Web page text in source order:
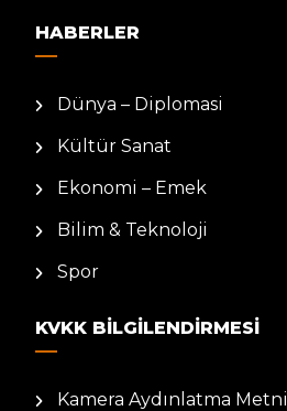
HABERLER
Dünya – Diplomasi
Kültür Sanat
Ekonomi – Emek
Bilim & Teknoloji
Spor
KVKK BILGILENDIRMESI
Kamera Aydınlatma Metni